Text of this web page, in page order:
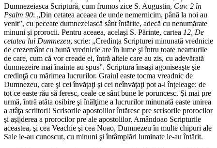
Dumnezeiasca Scriptură, cum frumos zice S. Augustin, Cuv. 2 în
Psalm 90: „Din cetatea aceaea de unde nemernicim, până la noi au
venit”, cu peceate dumnezeiască sânt întărite, adecă cu nenumărate
minuni şi prorocii. Pentru aceaea, acelaşi S. Părinte, cartea 12, De
cetatea lui Dumnezeu, scrie: „Credinţa Scripturei minunată vrednicie
de crezemânt cu bună vrednicie are în lume şi întru toate neamurile
de care, cum că vor creade ei, întră altele care au zis, cu adevărată
dumnezeire mai înainte au spus”. Scriptura însaşi agoniseaşte şie
credinţă cu mărimea lucrurilor. Graiul easte tocma vreadnic de
Dumnezeu, care şi cei învăţaţi şi cei neînvăţaţi pot a-l înţeleage: de
tot ce easte rău să feresc, ceale ce sânt bune le poruncesc. Şi mai pre
urmă, întră atâta osibire şi înălţime a lucrurilor minunată easte unirea
a atâţa scriitori! Scrisorile apostolilor întăresc pre scrisorile prorocilor
şi aşijderea a prorocilor pre ale apostolilor. Amândoao Scripturile
aceastea, şi cea Veachie şi cea Noao, Dumnezeu în multe chipuri ale
Sale le-au cunoscut, cu minuni şi întâmplări luminate le-au întărit.